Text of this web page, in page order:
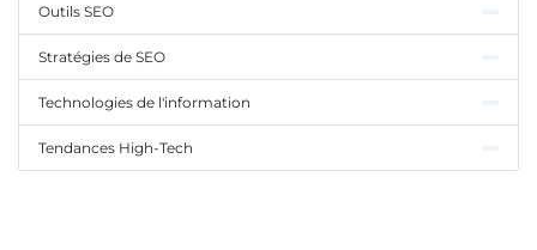
Outils SEO
Stratégies de SEO
Technologies de l'information
Tendances High-Tech